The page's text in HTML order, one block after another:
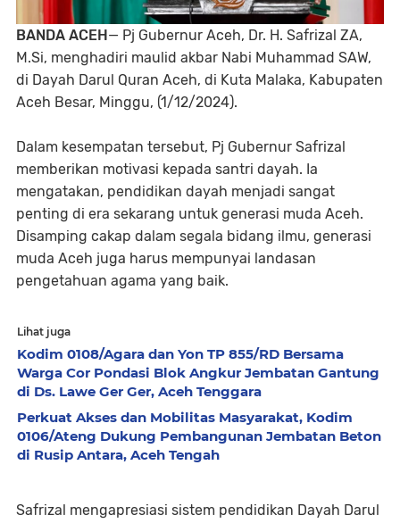
BANDA ACEH— Pj Gubernur Aceh, Dr. H. Safrizal ZA,
M.Si, menghadiri maulid akbar Nabi Muhammad SAW,
di Dayah Darul Quran Aceh, di Kuta Malaka, Kabupaten
Aceh Besar, Minggu, (1/12/2024).
Dalam kesempatan tersebut, Pj Gubernur Safrizal
memberikan motivasi kepada santri dayah. Ia
mengatakan, pendidikan dayah menjadi sangat
penting di era sekarang untuk generasi muda Aceh.
Disamping cakap dalam segala bidang ilmu, generasi
muda Aceh juga harus mempunyai landasan
pengetahuan agama yang baik.
Lihat juga
Kodim 0108/Agara dan Yon TP 855/RD Bersama
Warga Cor Pondasi Blok Angkur Jembatan Gantung
di Ds. Lawe Ger Ger, Aceh Tenggara
Perkuat Akses dan Mobilitas Masyarakat, Kodim
0106/Ateng Dukung Pembangunan Jembatan Beton
di Rusip Antara, Aceh Tengah
Safrizal mengapresiasi sistem pendidikan Dayah Darul